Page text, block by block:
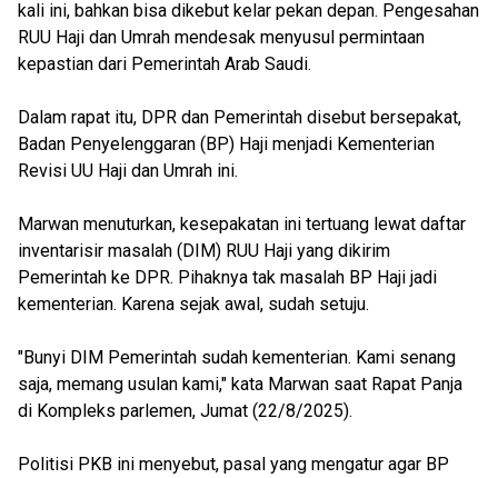
kali ini, bahkan bisa dikebut kelar pekan depan. Pengesahan
RUU Haji dan Umrah mendesak menyusul permintaan
kepastian dari Pemerintah Arab Saudi.
Dalam rapat itu, DPR dan Pemerintah disebut bersepakat,
Badan Penyelenggaran (BP) Haji menjadi Kementerian
Revisi UU Haji dan Umrah ini.
Marwan menuturkan, kesepakatan ini tertuang lewat daftar
inventarisir masalah (DIM) RUU Haji yang dikirim
Pemerintah ke DPR. Pihaknya tak masalah BP Haji jadi
kementerian. Karena sejak awal, sudah setuju.
"Bunyi DIM Pemerintah sudah kementerian. Kami senang
saja, memang usulan kami," kata Marwan saat Rapat Panja
di Kompleks parlemen, Jumat (22/8/2025).
Politisi PKB ini menyebut, pasal yang mengatur agar BP